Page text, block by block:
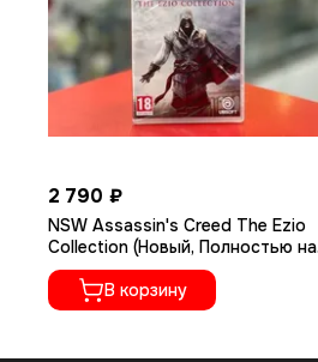
2 790 ₽
NSW Assassin's Creed The Ezio
Collection (Новый, Полностью на
русском языке)
В корзину